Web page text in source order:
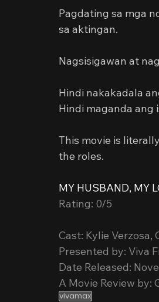
Pagdating sa mga
sa aktingan.
Nagsisigawan at
Hindi nakakadala
Hindi maganda ang
This movie is
the roles.
MY HUSBAND, MY
Rating: 0/5
Cast: Kylie
Presented by: Viva
Date Released:
A Movie Review by:
vivamax